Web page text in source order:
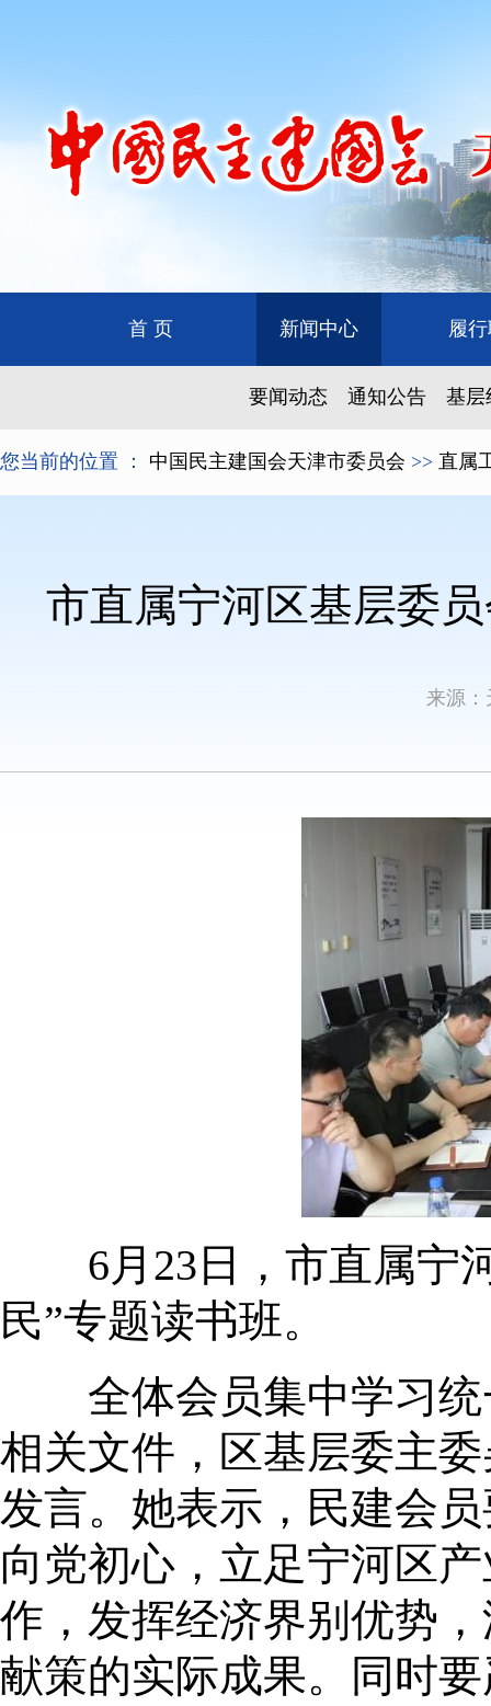
首 页 新闻中心 履
要闻动态 通知公告 基层
您当前的位置 ： 中国民主建国会天津市委员会 >> 直属
市直属宁河区基层委
来源
6月23日，市直属宁河
民”专题读书班。
全体会员集中学习统
相关文件，区基层委主
发言。她表示，民建会
向党初心，立足宁河区
作，发挥经济界别优势
献策的实际成果。同时